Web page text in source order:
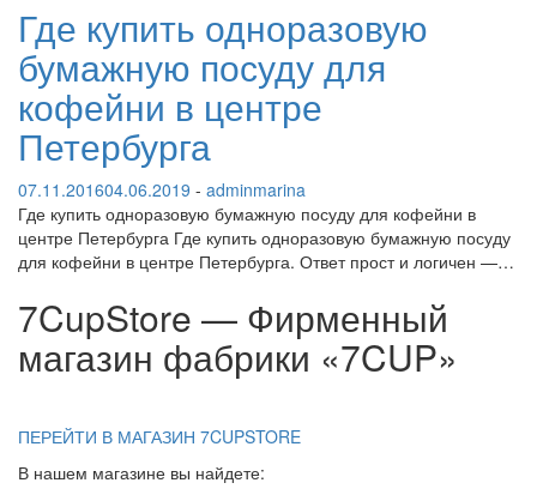
Где купить одноразовую
бумажную посуду для
кофейни в центре
Петербурга
07.11.201604.06.2019 - adminmarina
Где купить одноразовую бумажную посуду для кофейни в
центре Петербурга Где купить одноразовую бумажную посуду
для кофейни в центре Петербурга. Ответ прост и логичен —…
7CupStore — Фирменный
магазин фабрики «7CUP»
ПЕРЕЙТИ В МАГАЗИН 7CUPSTORE
В нашем магазине вы найдете: